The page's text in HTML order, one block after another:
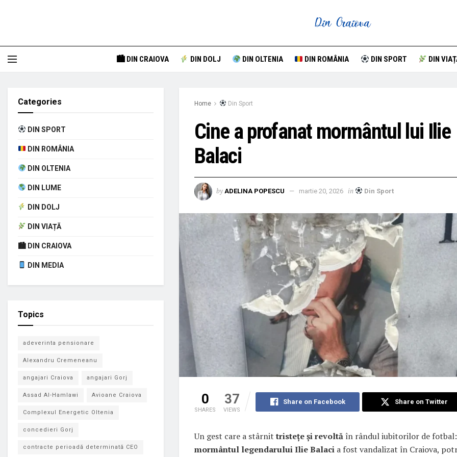
🏙 DIN CRAIOVA DIN DOLJ DIN OLTENIA DIN ROMÂNIA DIN SPORT DIN
Home Din Sport
Cine a profanat mormântul lui Ilie
Balaci
by ADELINA POPESCU martie 20, 2026 in Din Sport
0
SHARES
37
VIEWS
Share on Facebook Share on Twitter
Un gest care a stârnittristețe și revoltă în rândul iubitorilor de fotbal:
mormântul legendarului Ilie Balaci a fost vandalizat în Craiova,
Categories
DIN SPORT
DIN ROMÂNIA
DIN OLTENIA
DIN LUME
DIN DOLJ
DIN VIAȚĂ
🏙 DIN CRAIOVA
DIN MEDIA
Topics
adeverinta pensionare
Alexandru Cremeneanu
angajari Craiova angajari Gorj
Assad Al-Hamlawi Avioane Craiova
Complexul Energetic Oltenia
concedieri Gorj
contracte perioadă determinată CEO